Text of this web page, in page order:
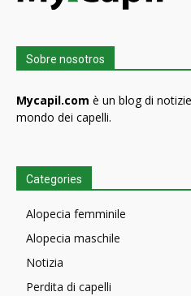
Sobre nosotros
Mycapil.com è un blog di
mondo dei capelli.
Categories
Alopecia femminile
Alopecia maschile
Notizia
Perdita di capelli